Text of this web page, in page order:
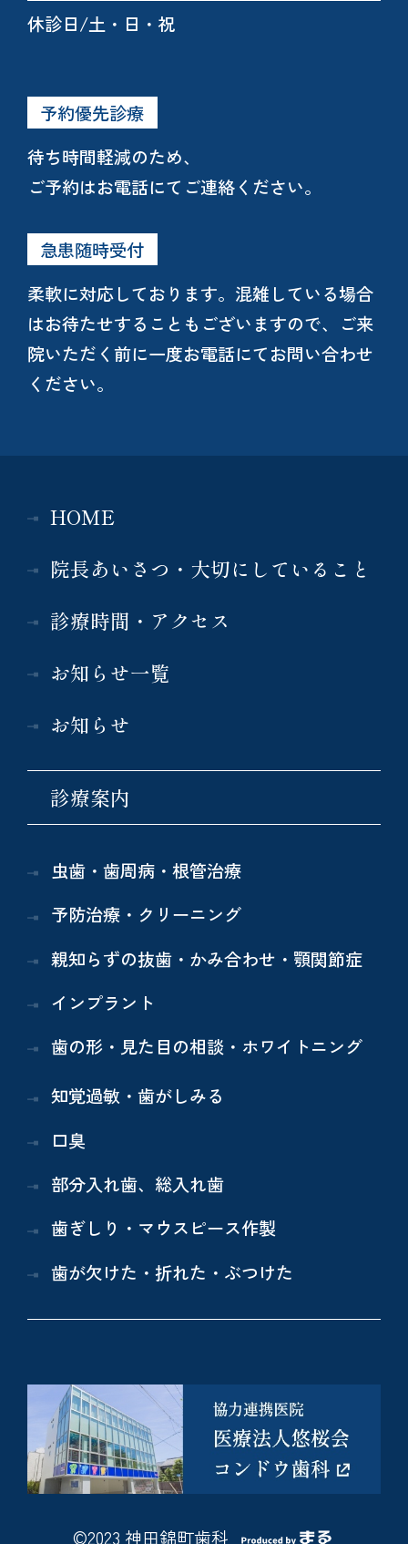
休診日/土・日・祝
予約優先診療
待ち時間軽減のため、
ご予約はお電話にてご連絡ください。
急患随時受付
柔軟に対応しております。混雑している場合
はお待たせすることもございますので、ご来
院いただく前に一度お電話にてお問い合わせ
ください。
HOME
院長あいさつ・大切にしていること
診療時間・アクセス
お知らせ一覧
お知らせ
診療案内
虫歯・歯周病・根管治療
予防治療・クリーニング
親知らずの抜歯・かみ合わせ・顎関節症
インプラント
歯の形・見た目の相談・ホワイトニング
知覚過敏・歯がしみる
口臭
部分入れ歯、総入れ歯
歯ぎしり・マウスピース作製
歯が欠けた・折れた・ぶつけた
©2023 神田錦町歯科